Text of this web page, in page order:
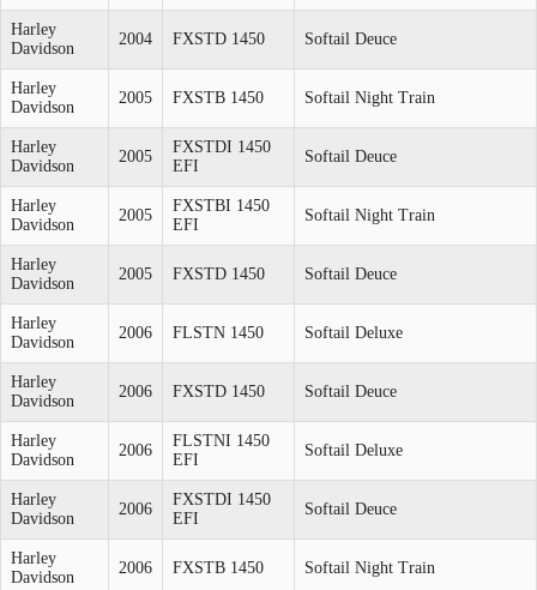
Harley
Davidson
2004 FXSTD 1450 Softail Deuce
Harley
Davidson
2005 FXSTB 1450 Softail Night Train
Harley
Davidson
2005
FXSTDI 1450
EFI
Softail Deuce
Harley
Davidson
2005
FXSTBI 1450
EFI
Softail Night Train
Harley
Davidson
2005 FXSTD 1450 Softail Deuce
Harley
Davidson
2006 FLSTN 1450 Softail Deluxe
Harley
Davidson
2006 FXSTD 1450 Softail Deuce
Harley
Davidson
2006
FLSTNI 1450
EFI
Softail Deluxe
Harley
Davidson
2006
FXSTDI 1450
EFI
Softail Deuce
Harley
Davidson
2006 FXSTB 1450 Softail Night Train